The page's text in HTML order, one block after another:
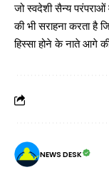
जो स्वदेशी सैन्य परंपराओं
की भी सराहना करता है
हिस्सा होने के नाते आगे
NEWS DESK